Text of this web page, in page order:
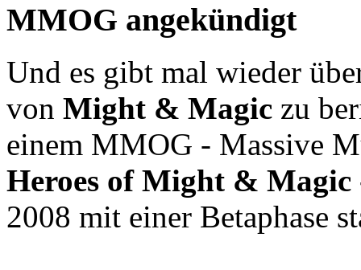
MMOG angekündigt
Und es gibt mal wieder
von Might & Magic zu
einem MMOG - Massive
Heroes of Might & Magic
2008 mit einer Betaphase